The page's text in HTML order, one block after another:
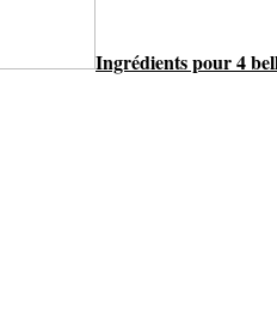
Ingrédients pour 4